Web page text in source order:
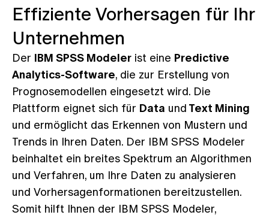
Effiziente Vorhersagen für Ihr
Unternehmen
Der IBM SPSS Modeler ist eine Predictive
Analytics-Software, die zur Erstellung von
Prognosemodellen eingesetzt wird. Die
Plattform eignet sich für Data undText Mining
und ermöglicht das Erkennen von Mustern und
Trends in Ihren Daten. Der IBM SPSS Modeler
beinhaltet ein breites Spektrum an Algorithmen
und Verfahren, um Ihre Daten zu analysieren
und Vorhersagenformationen bereitzustellen.
Somit hilft Ihnen der IBM SPSS Modeler,